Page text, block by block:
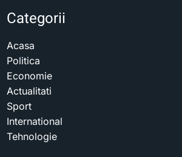
Categorii
Acasa
Politica
Economie
Actualitati
Sport
International
Tehnologie